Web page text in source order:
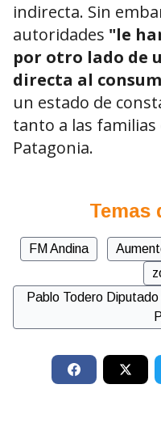
indirecta. Sin
autoridades "le
por otro lado de
directa al
un estado de
tanto a las familias
Patagonia.
Temas
FM Andina
Pablo Todero